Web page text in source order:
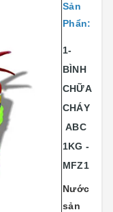
Sản
Phẩn:
1-
BÌNH
CHỮA
CHÁY
ABC
1KG -
MFZ1
Nước
sản